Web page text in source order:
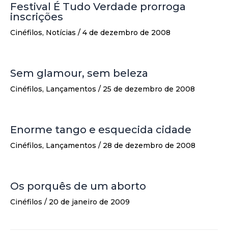
Festival É Tudo Verdade prorroga
inscrições
Cinéfilos, Notícias / 4 de dezembro de 2008
Sem glamour, sem beleza
Cinéfilos, Lançamentos / 25 de dezembro de 2008
Enorme tango e esquecida cidade
Cinéfilos, Lançamentos / 28 de dezembro de 2008
Os porquês de um aborto
Cinéfilos / 20 de janeiro de 2009